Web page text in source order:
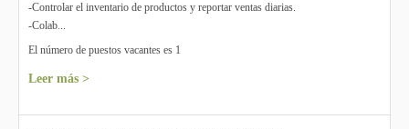
-Controlar el inventario de productos y reportar ventas diarias.
-Colab...
El número de puestos vacantes es 1
Leer más >